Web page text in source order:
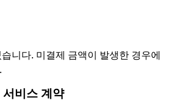
니다. 미결제 금액이 발생한 경우에
비스 계약